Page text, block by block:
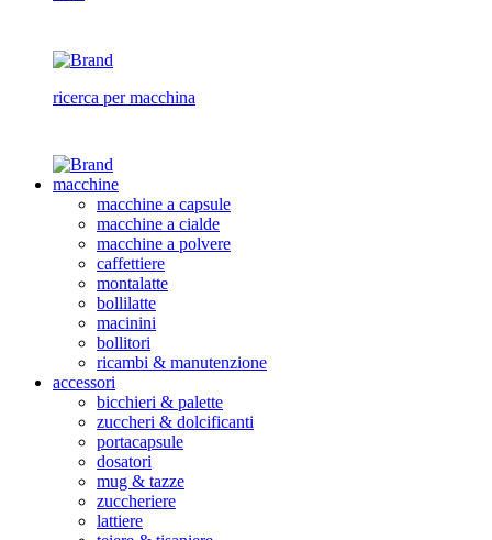
ricerca per macchina
macchine
macchine a capsule
macchine a cialde
macchine a polvere
caffettiere
montalatte
bollilatte
macinini
bollitori
ricambi & manutenzione
accessori
bicchieri & palette
zuccheri & dolcificanti
portacapsule
dosatori
mug & tazze
zuccheriere
lattiere